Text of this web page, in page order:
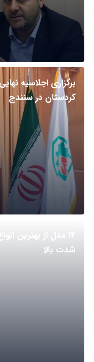
برگزاری اجلاسیه
کردستان در سنندج
۱۴ مدل از بهترین
شدت بالا